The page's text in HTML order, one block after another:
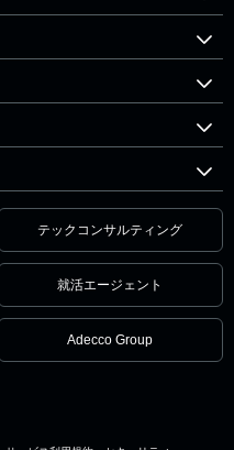
テックコンサルティング
就活エージェント
Adecco Group